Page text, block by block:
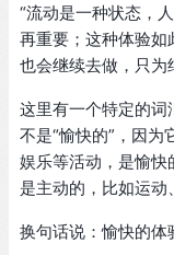
“流动是一种状态，
再重要；这种体验如
也会继续去做，只为
这里有一个特定的词
不是“愉快的”，因
娱乐等活动，是愉
是主动的，比如运动
换句话说：愉快的体